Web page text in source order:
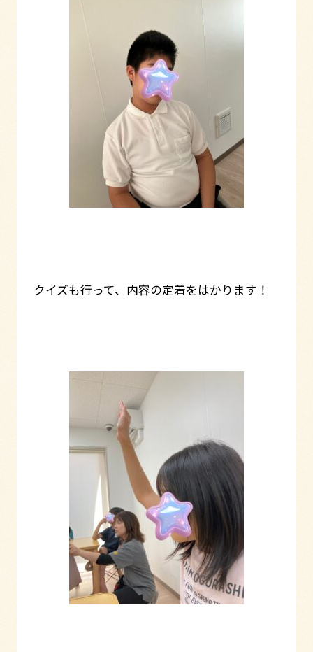
クイズも行って、内容の定着をはかります！